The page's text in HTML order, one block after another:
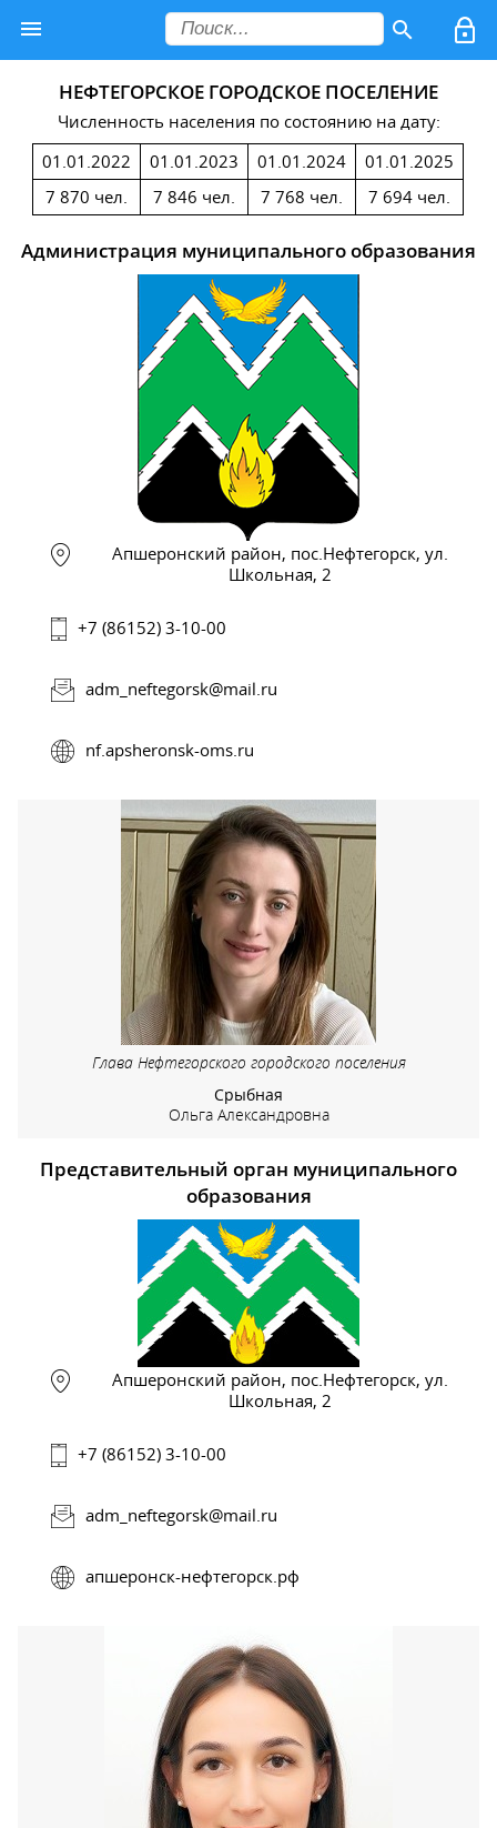
НЕФТЕГОРСКОЕ ГОРОДСКОЕ ПОСЕЛЕНИЕ
Численность населения по состоянию на дату:
01.01.2022
7 870 чел.
01.01.2023
7 846 чел.
01.01.2024
7 768 чел.
01.01.2025
7 694 чел.
Администрация муниципального образования
Апшеронский район, пос.Нефтегорск, ул.
Школьная, 2
+7 (86152) 3-10-00
adm_neftegorsk@mail.ru
nf.apsheronsk-oms.ru
Глава Нефтегорского городского поселения
Срыбная
Ольга Александровна
Представительный орган муниципального
образования
Апшеронский район, пос.Нефтегорск, ул.
Школьная, 2
+7 (86152) 3-10-00
adm_neftegorsk@mail.ru
апшеронск-нефтегорск.рф